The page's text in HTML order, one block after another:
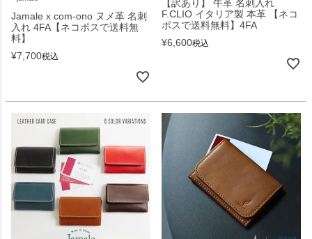
Jamale x com-ono ヌメ革 名刺
入れ 4FA【ネコポスで送料無
料】
¥7,700税込
【訳あり】 牛革 名刺入れ
F.CLIO イタリア製 本革 【ネコ
ポスで送料無料】4FA
¥6,600税込